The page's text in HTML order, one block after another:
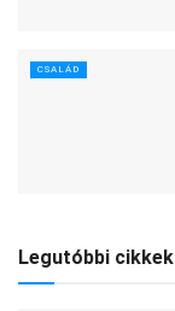
CSALÁD
Legutóbbi cikkek